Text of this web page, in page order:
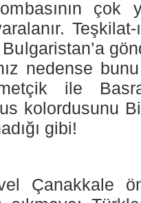
çok
nedense
ile
kolordusunu
gibi!
Çanakkale